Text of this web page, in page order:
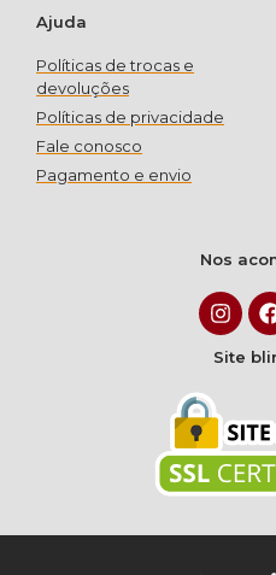
Ajuda
Políticas de trocas e
devoluções
Políticas de privacidade
Fale conosco
Pagamento e envio
Nos
Site